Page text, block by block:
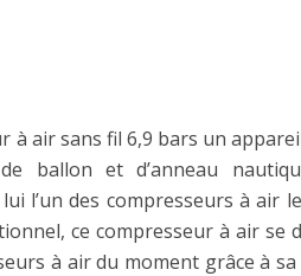
à air sans fil 6,9 bars un
ballon et d’anneau
l’un des compresseurs à air
ce compresseur à air se
à air du moment grâce à